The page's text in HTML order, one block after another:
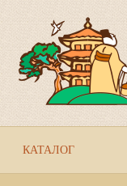
КАТАЛОГ